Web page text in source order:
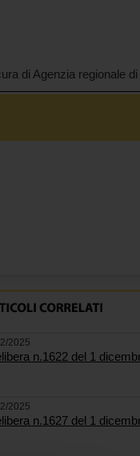
di Agenzia regionale
2025
n.1622 del 1
2025
n.1627 del 1